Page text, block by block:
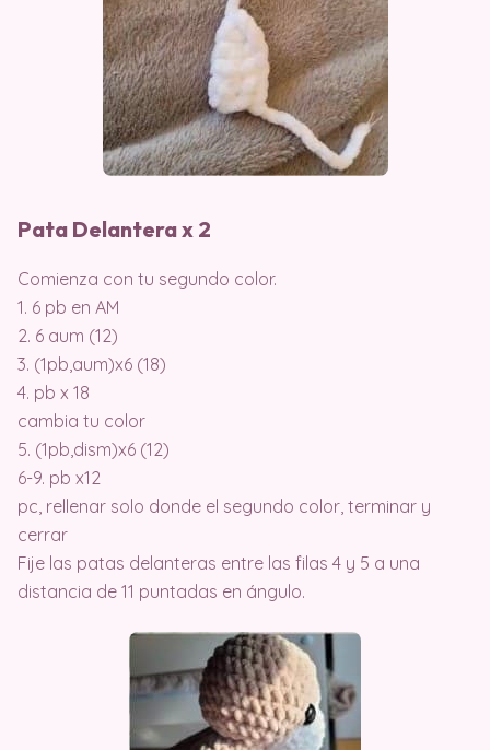
Pata Delantera x 2
Comienza con tu segundo color.
1. 6 pb en AM
2. 6 aum (12)
3. (1pb,aum)x6 (18)
4. pb x 18
cambia tu color
5. (1pb,dism)x6 (12)
6-9. pb x12
pc, rellenar solo donde el segundo color, terminar y
cerrar
Fije las patas delanteras entre las filas 4 y 5 a una
distancia de 11 puntadas en ángulo.